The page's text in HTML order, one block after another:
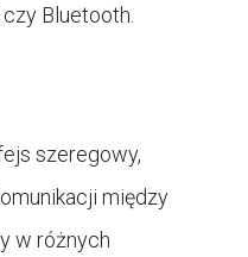
Bluetooth.
szeregowy,
między
w różnych